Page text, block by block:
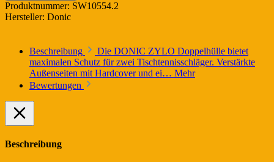
Produktnummer: SW10554.2
Hersteller: Donic
Beschreibung
Die DONIC ZYLO Doppelhülle bietet
maximalen Schutz für zwei Tischtennisschläger. Verstärkte
Außenseiten mit Hardcover und ei… Mehr
Bewertungen
Beschreibung